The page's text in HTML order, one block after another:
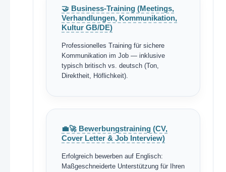
🤝 Business-Training (Meetings,
Verhandlungen, Kommunikation,
Kultur GB/DE)
Professionelles Training für sichere
Kommunikation im Job — inklusive
typisch britisch vs. deutsch (Ton,
Direktheit, Höflichkeit).
💼🚀 Bewerbungstraining (CV,
Cover Letter & Job Interview)
Erfolgreich bewerben auf Englisch:
Maßgeschneiderte Unterstützung für Ihren